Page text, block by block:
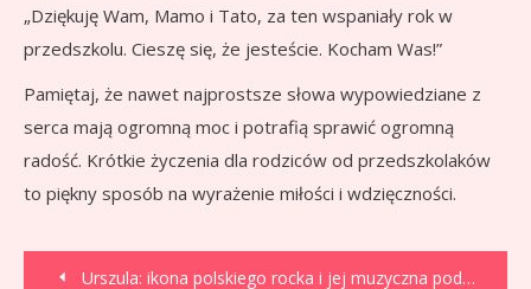
„Dziękuję Wam, Mamo i Tato, za ten wspaniały rok w
przedszkolu. Cieszę się, że jesteście. Kocham Was!”
Pamiętaj, że nawet najprostsze słowa wypowiedziane z
serca mają ogromną moc i potrafią sprawić ogromną
radość. Krótkie życzenia dla rodziców od przedszkolaków
to piękny sposób na wyrażenie miłości i wdzięczności.
Nawigacja
Urszula: ikona polskiego rocka i jej muzyczna podróż